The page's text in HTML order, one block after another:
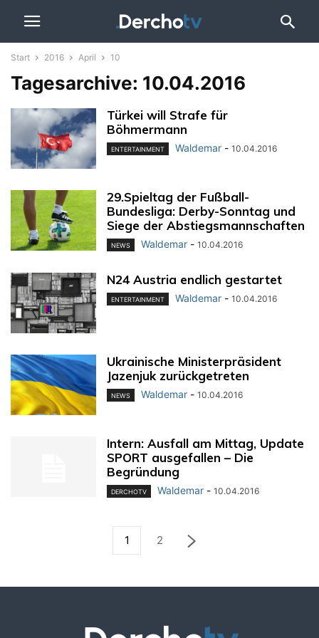
Start 2016 April 10
Tagesarchive: 10.04.2016
Türkei will Strafe für
Böhmermann
ENTERTAINMENT Waldemar - 10.04.2016
29.Spieltag der Fußball-
Bundesliga: Derby-Sonntag und
Siege der Abstiegsmannschaften
NEWS Waldemar - 10.04.2016
N24 Austria endlich gestartet
ENTERTAINMENT Waldemar - 10.04.2016
Ukrainische Ministerpräsident
Jazenjuk zurückgetreten
NEWS Waldemar - 10.04.2016
Intern: Ausfall am Mittag, Update
SPORT ausgefallen – Die
Begründung
DERCHOTV Waldemar - 10.04.2016
1 2